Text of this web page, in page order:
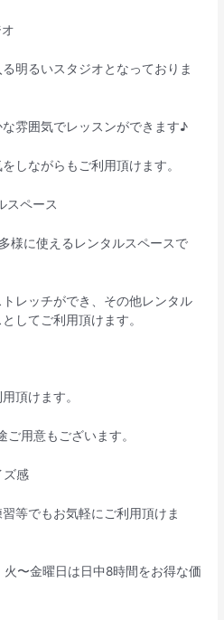
明るいスタジオとなっておりま
雰囲気でレッスンができます♪
しながらもご利用頂けます。
ペース
様に使えるレンタルスペースで
レッチができ、その他レンタル
してご利用頂けます。
頂けます。
用意もございます。
ズ感
等でもお気軽にご利用頂けま
〜金曜日は日中8時間をお得な価